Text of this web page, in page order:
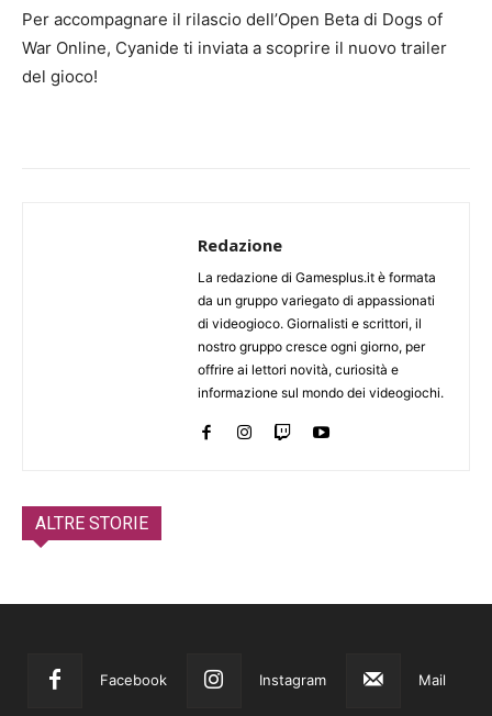
Per accompagnare il rilascio dell’Open Beta di Dogs of
War Online, Cyanide ti inviata a scoprire il nuovo trailer
del gioco!
Redazione
La redazione di Gamesplus.it è formata
da un gruppo variegato di appassionati
di videogioco. Giornalisti e scrittori, il
nostro gruppo cresce ogni giorno, per
offrire ai lettori novità, curiosità e
informazione sul mondo dei videogiochi.
ALTRE STORIE
Facebook Instagram Mail